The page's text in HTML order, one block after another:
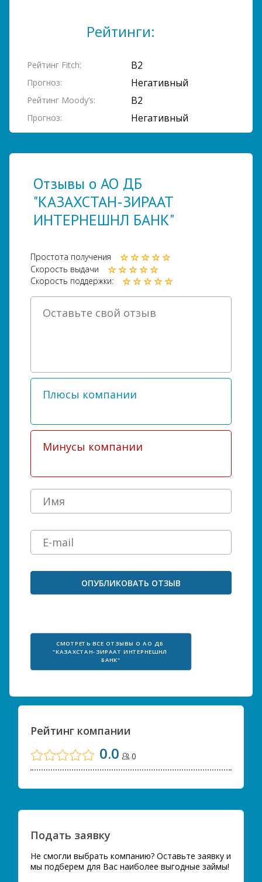
Рейтинги:
Рейтинг Fitch: B2
Прогноз: Негативный
Рейтинг Moody’s: B2
Прогноз: Негативный
Отзывы о АО ДБ
"КАЗАХСТАН-ЗИРААТ
ИНТЕРНЕШНЛ БАНК"
Простота получения
Скорость выдачи
Скорость поддержки:
СМОТРЕТЬ ВСЕ ОТЗЫВЫ О АО ДБ
"КАЗАХСТАН-ЗИРААТ ИНТЕРНЕШНЛ
БАНК"
Рейтинг компании
0.0 0
Подать заявку
Не смогли выбрать компанию? Оставьте заявку и
мы подберем для Вас наиболее выгодные займы!